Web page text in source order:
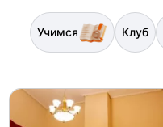
Учимся Клуб